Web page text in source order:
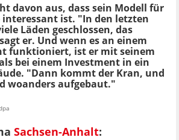
davon aus, dass sein Modell für
ist. "In den letzten
Läden geschlossen, das
er. Und wenn es an einem
funktioniert, ist er mit seinem
bei einem Investment in ein
"Dann kommt der Kran, und
woanders aufgebaut."
Sachsen-Anhalt: